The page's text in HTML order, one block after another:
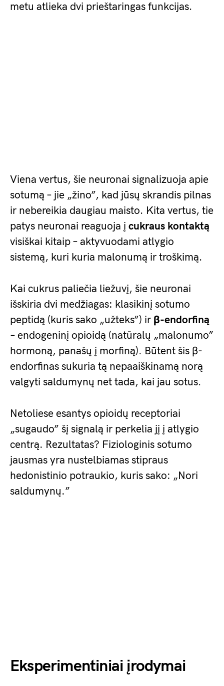
metu atlieka dvi prieštaringas funkcijas.
Viena vertus, šie neuronai signalizuoja apie
sotumą – jie „žino”, kad jūsų skrandis pilnas
ir nebereikia daugiau maisto. Kita vertus, tie
patys neuronai reaguoja į cukraus kontaktą
visiškai kitaip – aktyvuodami atlygio
sistemą, kuri kuria malonumą ir troškimą.
Kai cukrus paliečia liežuvį, šie neuronai
išskiria dvi medžiagas: klasikinį sotumo
peptidą (kuris sako „užteks”) ir β-endorfiną
– endogeninį opioidą (natūralų „malonumo”
hormoną, panašų į morfiną). Būtent šis β-
endorfinas sukuria tą nepaaiškinamą norą
valgyti saldumynų net tada, kai jau sotus.
Netoliese esantys opioidų receptoriai
„sugaudo” šį signalą ir perkelia jį į atlygio
centrą. Rezultatas? Fiziologinis sotumo
jausmas yra nustelbiamas stipraus
hedonistinio potraukio, kuris sako: „Nori
saldumynų.”
Eksperimentiniai įrodymai